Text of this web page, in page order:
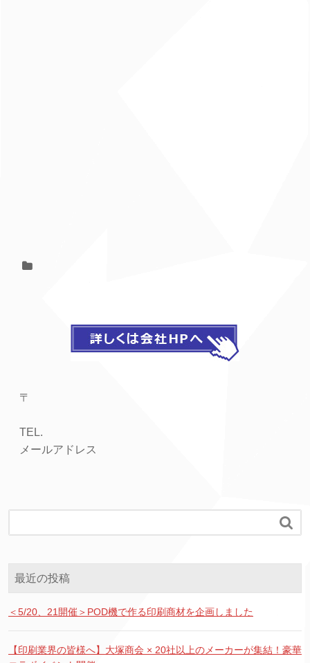
〒
TEL.
メールアドレス

最近の投稿
＜5/20、21開催＞POD機で作る印刷商材を企画しました
【印刷業界の皆様へ】大塚商会 × 20社以上のメーカーが集結！豪華